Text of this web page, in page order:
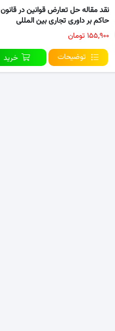
نقد مقاله حل تعارض قوانین در قانون
حاکم بر داوری تجاری بین‌ المللی
۱۵۵,۹۰۰ تومان
توضیحات
خرید